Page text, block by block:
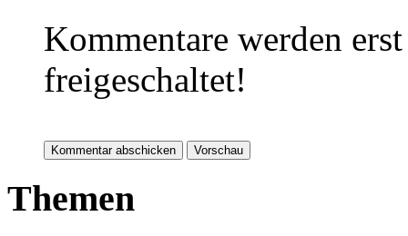
Kommentare werden
freigeschaltet!
Themen